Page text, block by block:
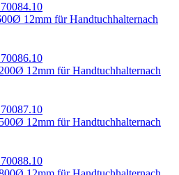
Ø 12mm für Handtuchhalternach
Ø 12mm für Handtuchhalternach
Ø 12mm für Handtuchhalternach